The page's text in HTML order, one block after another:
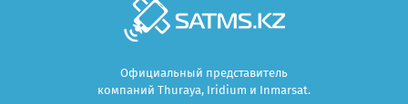
Официальный представитель
компаний Thuraya, Iridium и Inmarsat.